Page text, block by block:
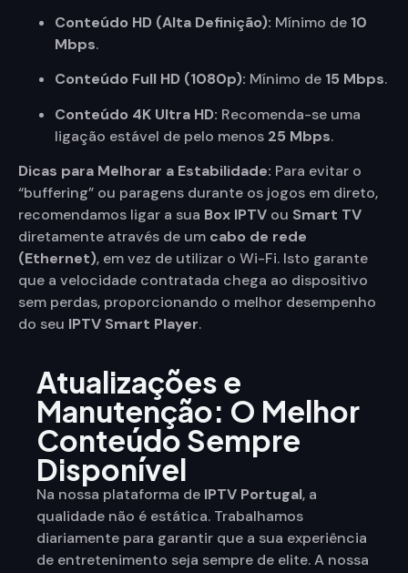
Conteúdo HD (Alta Definição): Mínimo de 10
Mbps.
Conteúdo Full HD (1080p): Mínimo de 15 Mbps.
Conteúdo 4K Ultra HD: Recomenda-se uma
ligação estável de pelo menos 25 Mbps.
Dicas para Melhorar a Estabilidade: Para evitar o
“buffering” ou paragens durante os jogos em direto,
recomendamos ligar a sua Box IPTV ou Smart TV
diretamente através de um cabo de rede
(Ethernet), em vez de utilizar o Wi-Fi. Isto garante
que a velocidade contratada chega ao dispositivo
sem perdas, proporcionando o melhor desempenho
do seu IPTV Smart Player.
Atualizações e
Manutenção: O Melhor
Conteúdo Sempre
Disponível
Na nossa plataforma de IPTV Portugal, a
qualidade não é estática. Trabalhamos
diariamente para garantir que a sua experiência
de entretenimento seja sempre de elite. A nossa